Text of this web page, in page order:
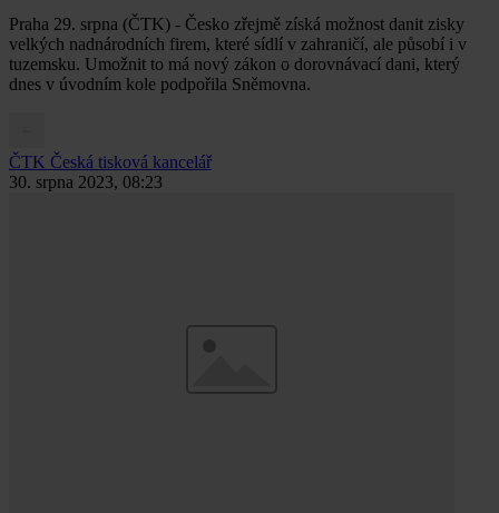
Praha 29. srpna (ČTK) - Česko zřejmě získá možnost danit zisky
velkých nadnárodních firem, které sídlí v zahraničí, ale působí i v
tuzemsku. Umožnit to má nový zákon o dorovnávací dani, který
dnes v úvodním kole podpořila Sněmovna.
ČTK Česká tisková kancelář
30. srpna 2023, 08:23